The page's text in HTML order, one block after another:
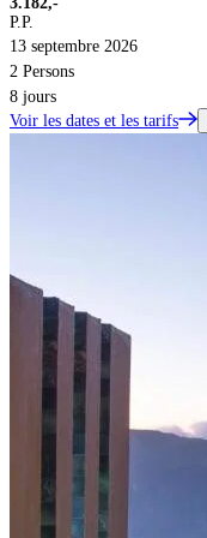
P.P.
13 septembre 2026
2 Persons
8 jours
Voir les dates et les tarifs